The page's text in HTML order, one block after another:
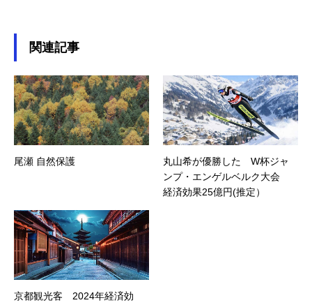
関連記事
尾瀬 自然保護
丸山希が優勝した W杯ジャ
ンプ・エンゲルベルク大会
経済効果25億円(推定）
京都観光客 2024年経済効